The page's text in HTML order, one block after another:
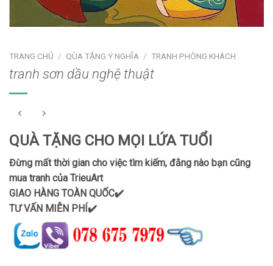
TRANG CHỦ / QÙA TẶNG Ý NGHĨA / TRANH PHÒNG KHÁCH
tranh sơn dầu nghệ thuật
QUÀ TẶNG CHO MỌI LỨA TUỔI
Đừng mất thời gian cho việc tìm kiếm, đằng nào bạn cũng
mua tranh của TrieuArt
GIAO HÀNG TOÀN QUỐC✔️
TƯ VẤN MIỄN PHÍ✔️